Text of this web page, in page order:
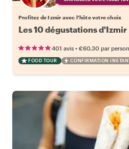
Profitez de Izmir avec l'hôte votre choix
Les 10 dégustations d'Izmir
401 avis • €60.30 par
FOOD TOUR CONFIRMATION